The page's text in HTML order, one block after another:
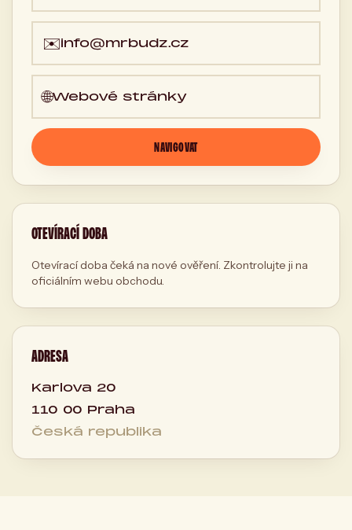
✉️info@mrbudz.cz
🌐Webové stránky
NAVIGOVAT
OTEVÍRACÍ DOBA
Otevírací doba čeká na nové ověření. Zkontrolujte ji na
oficiálním webu obchodu.
ADRESA
Karlova 20
110 00 Praha
Česká republika